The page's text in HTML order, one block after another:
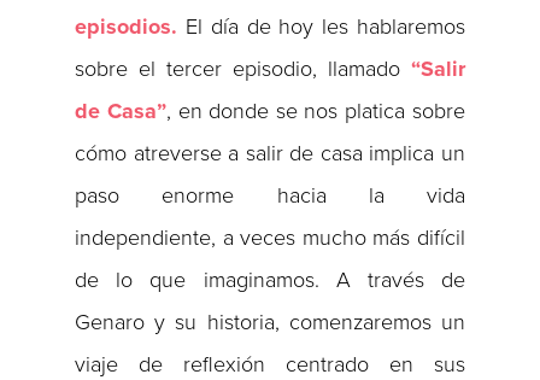
episodios. El día de hoy les hablaremos
sobre el tercer episodio, llamado “Salir
de Casa”, en donde se nos platica sobre
cómo atreverse a salir de casa implica un
paso enorme hacia la vida
independiente, a veces mucho más difícil
de lo que imaginamos. A través de
Genaro y su historia, comenzaremos un
viaje de reflexión centrado en sus